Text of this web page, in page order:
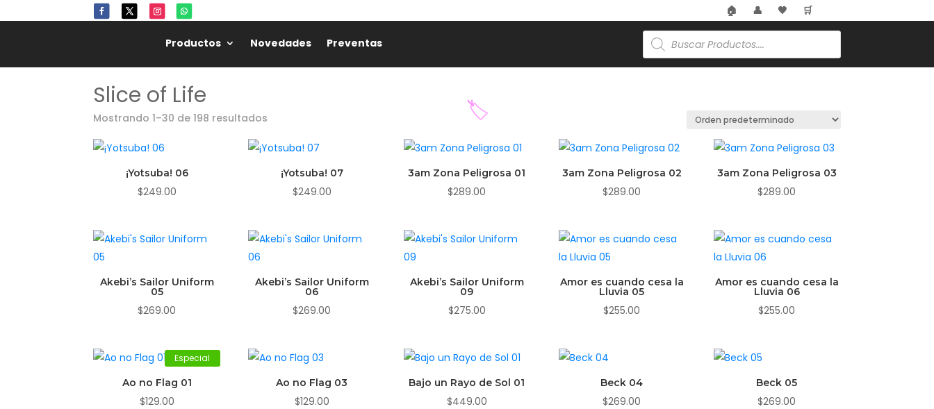
🏠 👤 🖤 🛒
Productos Novedades Preventas
Búsqueda
de
productos
Slice of Life
Mostrando 1–30 de 198 resultados
¡Yotsuba! 06
$249.00
¡Yotsuba! 07
$249.00
3am Zona Peligrosa 01
$289.00
3am Zona Peligrosa 02
$289.00
3am Zona Peligrosa 03
$289.00
Akebi’s Sailor Uniform
05
$269.00
Akebi’s Sailor Uniform
06
$269.00
Akebi’s Sailor Uniform
09
$275.00
Amor es cuando cesa la
Lluvia 05
$255.00
Amor es cuando cesa la
Lluvia 06
$255.00
Especial
Ao no Flag 01
$129.00
Ao no Flag 03
$129.00
Bajo un Rayo de Sol 01
$449.00
Beck 04
$269.00
Beck 05
$269.00